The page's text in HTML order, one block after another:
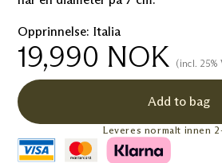
Opprinnelse: Italia
19,990 NOK (incl. 25%
Add to bag
Leveres normalt innen